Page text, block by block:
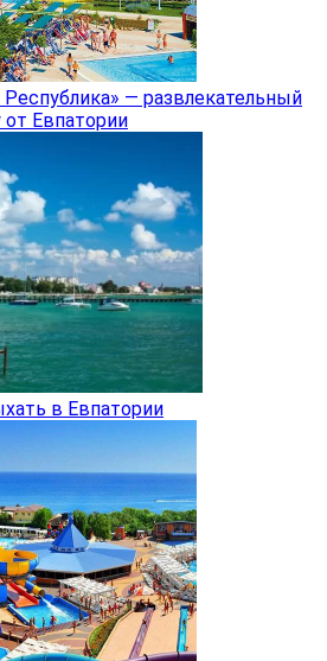
— развлекательный
от Евпатории
в Евпатории